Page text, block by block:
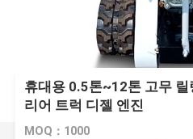
휴대용 0.5톤~12톤 고무 릴
리어 트럭 디젤 엔진
MOQ：1000